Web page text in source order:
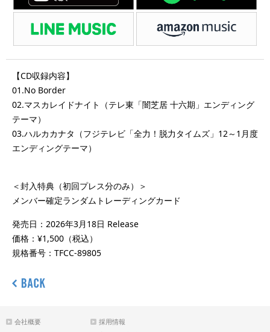
【CD収録内容】
01.No Border
02.マスカレイドナイト（テレ東「闇芝居 十六期」エンディング
テーマ）
03.ハルカカナタ（フジテレビ「全力！脱力タイムズ」12～1月度
エンディングテーマ）
＜封入特典（初回プレス分のみ）＞
メンバー確定ランダムトレーディングカード
発売日：2026年3月18日 Release
価格：¥1,500（税込）
規格番号：TFCC-89805
会社概要
採用情報